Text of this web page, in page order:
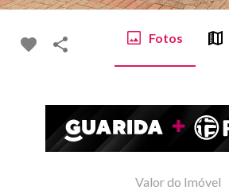
Fotos
Valor do Imóvel